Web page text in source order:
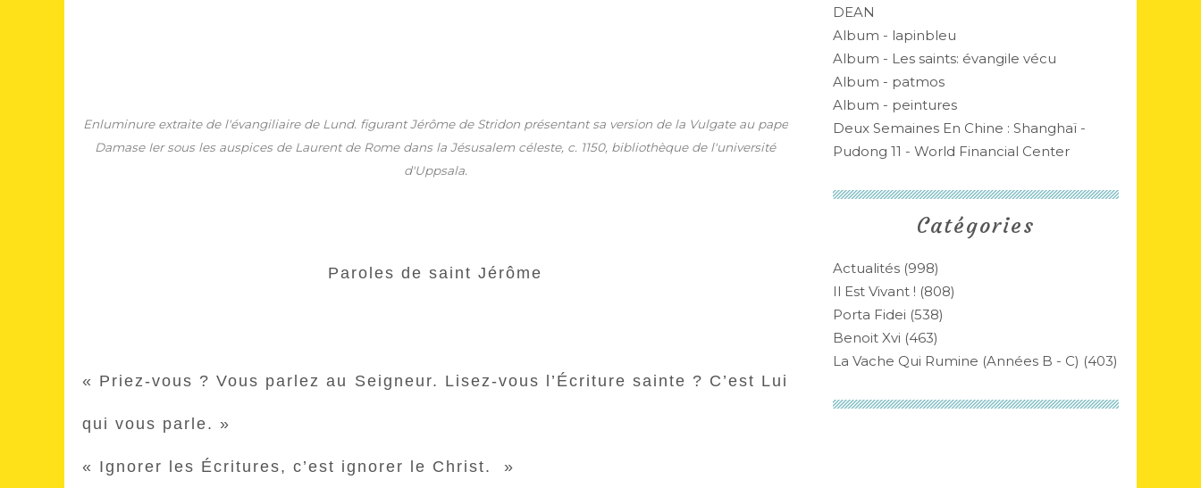
Enluminure extraite de l'évangiliaire de Lund. figurant Jérôme de Stridon présentant sa version de la Vulgate au pape
Damase Ier sous les auspices de Laurent de Rome dans la Jésusalem céleste, c. 1150, bibliothèque de l'université
d'Uppsala.
Paroles de saint Jérôme
« Priez-vous ? Vous parlez au Seigneur. Lisez-vous l’Écriture sainte ? C’est Lui
qui vous parle. »
« Ignorer les Écritures, c’est ignorer le Christ. »
Catégories
Actualités (998)
Il Est Vivant ! (808)
Porta Fidei (538)
Benoit Xvi (463)
La Vache Qui Rumine (années B - C) (403)
DEAN
Album - lapinbleu
Album - Les saints: évangile vécu
Album - patmos
Album - peintures
Deux Semaines En Chine : Shanghaï -
Pudong 11 - World Financial Center